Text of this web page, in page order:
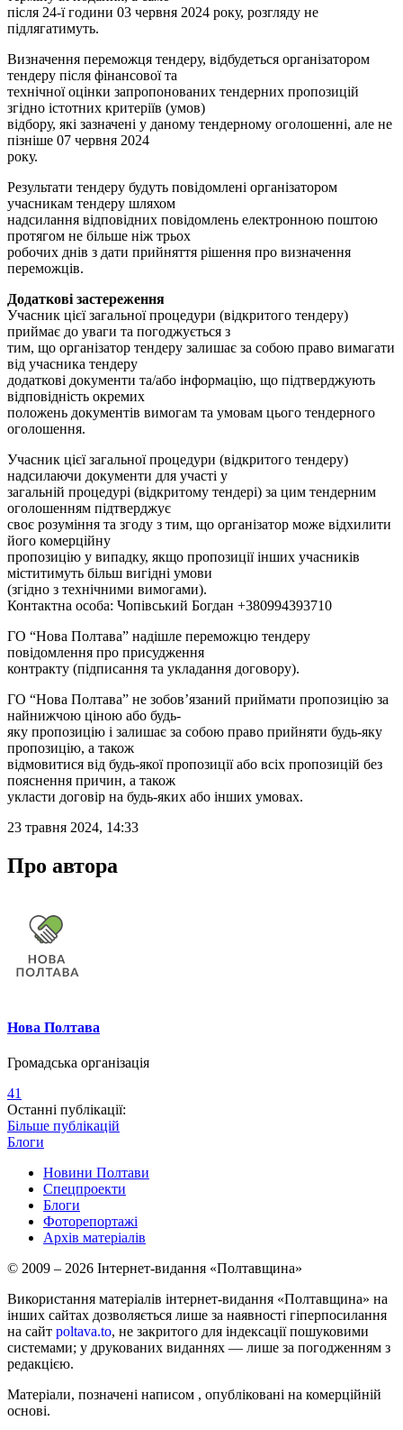
після 24-ї години 03 червня 2024 року, розгляду не
підлягатимуть.
Визначення переможця тендеру, відбудеться організатором
тендеру після фінансової та
технічної оцінки запропонованих тендерних пропозицій
згідно істотних критеріїв (умов)
відбору, які зазначені у даному тендерному оголошенні, але не
пізніше 07 червня 2024
року.
Результати тендеру будуть повідомлені організатором
учасникам тендеру шляхом
надсилання відповідних повідомлень електронною поштою
протягом не більше ніж трьох
робочих днів з дати прийняття рішення про визначення
переможців.
Додаткові застереження
Учасник цієї загальної процедури (відкритого тендеру)
приймає до уваги та погоджується з
тим, що організатор тендеру залишає за собою право вимагати
від учасника тендеру
додаткові документи та/або інформацію, що підтверджують
відповідність окремих
положень документів вимогам та умовам цього тендерного
оголошення.
Учасник цієї загальної процедури (відкритого тендеру)
надсилаючи документи для участі у
загальній процедурі (відкритому тендері) за цим тендерним
оголошенням підтверджує
своє розуміння та згоду з тим, що організатор може відхилити
його комерційну
пропозицію у випадку, якщо пропозиції інших учасників
міститимуть більш вигідні умови
(згідно з технічними вимогами).
Контактна особа: Чопівський Богдан +380994393710
ГО “Нова Полтава” надішле переможцю тендеру
повідомлення про присудження
контракту (підписання та укладання договору).
ГО “Нова Полтава” не зобов’язаний приймати пропозицію за
найнижчою ціною або будь-
яку пропозицію і залишає за собою право прийняти будь-яку
пропозицію, а також
відмовитися від будь-якої пропозиції або всіх пропозицій без
пояснення причин, а також
укласти договір на будь-яких або інших умовах.
23 травня 2024, 14:33
Про автора
Нова Полтава
Громадська організація
41
Останні публікації:
Більше публікацій
Блоги
Новини Полтави
Спецпроекти
Блоги
Фоторепортажі
Архів матеріалів
© 2009 – 2026 Інтернет-видання «Полтавщина»
Використання матеріалів інтернет-видання «Полтавщина» на
інших сайтах дозволяється лише за наявності гіперпосилання
на сайт poltava.to, не закритого для індексації пошуковими
системами; у друкованих виданнях — лише за погодженням з
редакцією.
Матеріали, позначені написом , опубліковані на комерційній
основі.